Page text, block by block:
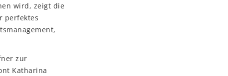
wird, zeigt die
perfektes
zur
Katharina